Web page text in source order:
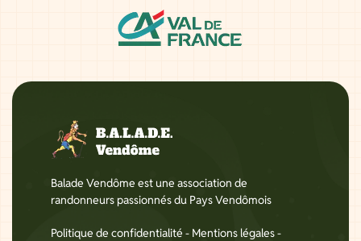
Balade Vendôme est une association de
randonneurs passionnés du Pays Vendômois
Politique de confidentialité - Mentions légales-